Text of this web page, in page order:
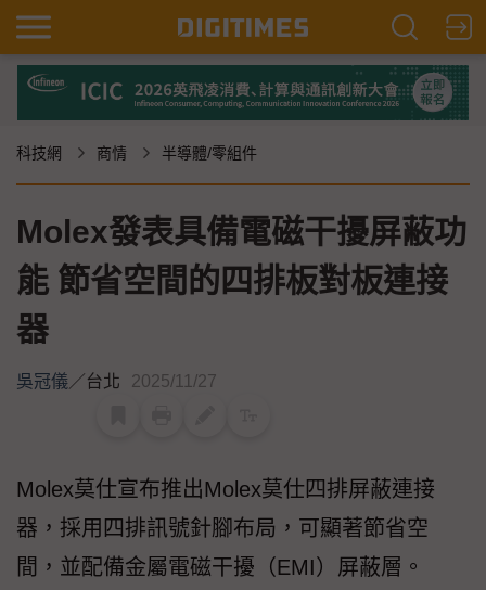
科技網 商情 半導體/零組件
Molex發表具備電磁干擾屏蔽功
能 節省空間的四排板對板連接
器
吳冠儀／台北 2025/11/27
Molex莫仕宣布推出Molex莫仕四排屏蔽連接
器，採用四排訊號針腳布局，可顯著節省空
間，並配備金屬電磁干擾（EMI）屏蔽層。